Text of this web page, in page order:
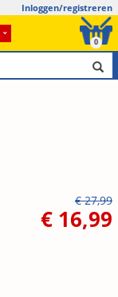
Inloggen/registreren
0
€ 27,99
€ 16,99